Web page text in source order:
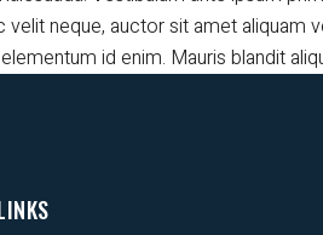
neque, auctor sit amet aliquam
id enim. Mauris blandit